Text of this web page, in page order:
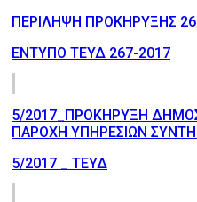
ΠΕΡΙΛΗΨΗ ΠΡΟΚΗΡΥΞΗΣ
ΕΝΤΥΠΟ ΤΕΥΔ 267-2017
5/2017_ΠΡΟΚΗΡΥΞΗ
ΠΑΡΟΧΗ ΥΠΗΡΕΣΙΩΝ
5/2017 _ ΤΕΥΔ